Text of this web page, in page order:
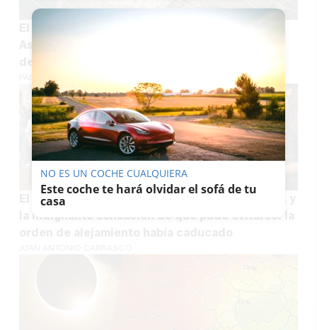
PABLO FDEZ. QUINTANILLA
El asesinato de Laura, guardia civil en Asturias, y
la indignante sensación de que pudo evitarse: la
NO ES UN COCHE CUALQUIERA
Este coche te hará olvidar el sofá de tu
casa